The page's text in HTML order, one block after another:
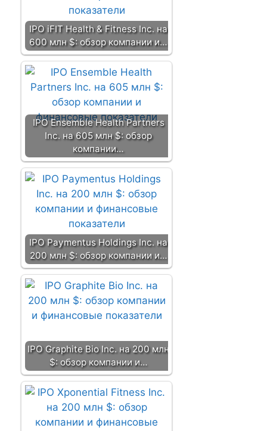
IPO iFIT Health & Fitness Inc. на
600 млн $: обзор компании и…
IPO Ensemble Health Partners
Inc. на 605 млн $: обзор
компании…
IPO Paymentus Holdings Inc. на
200 млн $: обзор компании и…
IPO Graphite Bio Inc. на 200 млн
$: обзор компании и…